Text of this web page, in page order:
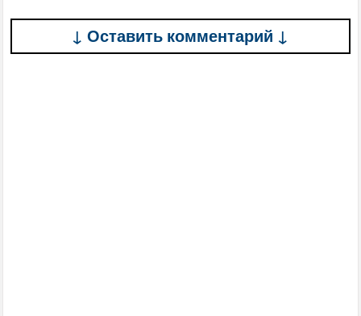
↓ Оставить комментарий ↓